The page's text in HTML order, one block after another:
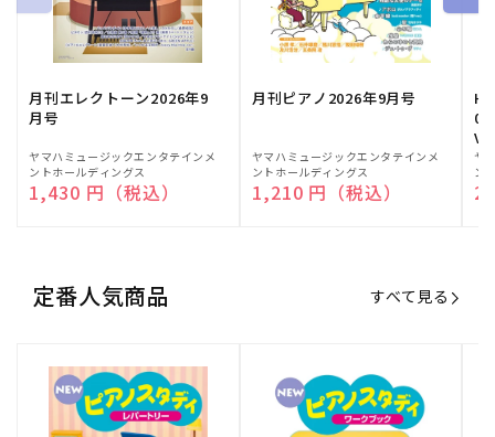
月刊エレクトーン2026年9
月号
販
売
元:
ヤマハミュージックエンタテインメ
ントホールディングス
通常価格
1,430 円（税込）
月刊ピアノ2026年9月号
販
売
元:
ヤマハミュージックエンタテインメ
ントホールディングス
通常価格
1,210 円（税込）
販
売
元:
ヤ
ン
定番人気商品 すべて見る